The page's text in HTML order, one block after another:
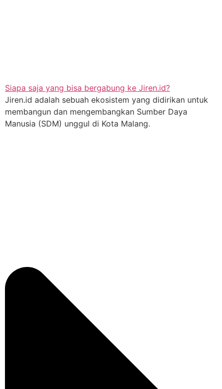
Siapa saja yang bisa bergabung ke Jiren.id?
Jiren.id adalah sebuah ekosistem yang didirikan untuk
membangun dan mengembangkan Sumber Daya
Manusia (SDM) unggul di Kota Malang.